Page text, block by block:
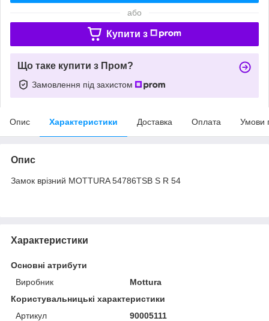
або
Купити з
Що таке купити з Пром?
Замовлення під захистом
Опис Характеристики Доставка Оплата Умови
Опис
Замок врізний MOTTURA 54786TSB S R 54
Характеристики
Основні атрибути
Виробник
Mottura
Користувальницькі характеристики
Артикул
90005111